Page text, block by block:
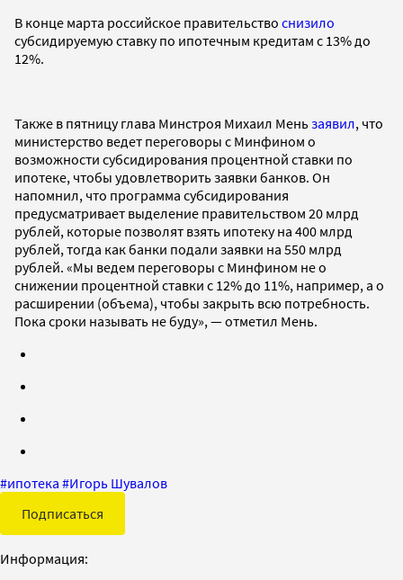
В конце марта российское правительство снизило
субсидируемую ставку по ипотечным кредитам с 13% до
12%.
Также в пятницу глава Минстроя Михаил Меньзаявил, что
министерство ведет переговоры с Минфином о
возможности субсидирования процентной ставки по
ипотеке, чтобы удовлетворить заявки банков. Он
напомнил, что программа субсидирования
предусматривает выделение правительством 20 млрд
рублей, которые позволят взять ипотеку на 400 млрд
рублей, тогда как банки подали заявки на 550 млрд
рублей. «Мы ведем переговоры с Минфином не о
снижении процентной ставки с 12% до 11%, например, а о
расширении (объема), чтобы закрыть всю потребность.
Пока сроки называть не буду», — отметил Мень.
#ипотека #Игорь Шувалов
Подписаться
Информация: